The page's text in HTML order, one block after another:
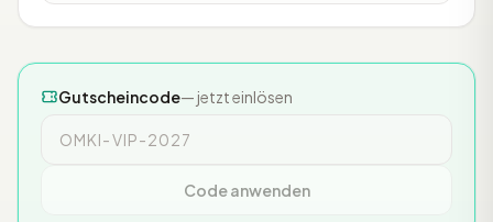
Gutscheincode— jetzt einlösen
Code anwenden